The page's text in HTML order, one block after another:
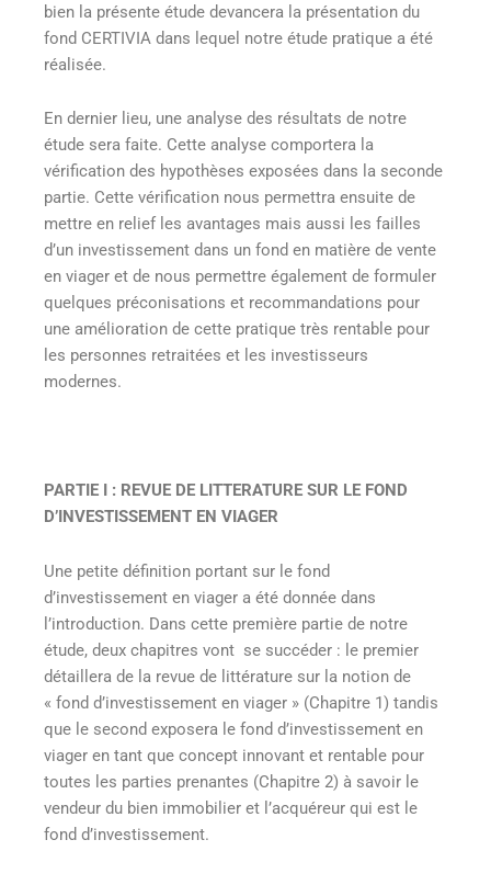
bien la présente étude devancera la présentation du
fond CERTIVIA dans lequel notre étude pratique a été
réalisée.
En dernier lieu, une analyse des résultats de notre
étude sera faite. Cette analyse comportera la
vérification des hypothèses exposées dans la seconde
partie. Cette vérification nous permettra ensuite de
mettre en relief les avantages mais aussi les failles
d’un investissement dans un fond en matière de vente
en viager et de nous permettre également de formuler
quelques préconisations et recommandations pour
une amélioration de cette pratique très rentable pour
les personnes retraitées et les investisseurs
modernes.
PARTIE I : REVUE DE LITTERATURE SUR LE FOND
D’INVESTISSEMENT EN VIAGER
Une petite définition portant sur le fond
d’investissement en viager a été donnée dans
l’introduction. Dans cette première partie de notre
étude, deux chapitres vont se succéder : le premier
détaillera de la revue de littérature sur la notion de
« fond d’investissement en viager » (Chapitre 1) tandis
que le second exposera le fond d’investissement en
viager en tant que concept innovant et rentable pour
toutes les parties prenantes (Chapitre 2) à savoir le
vendeur du bien immobilier et l’acquéreur qui est le
fond d’investissement.